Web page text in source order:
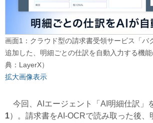
画面1：クラウド型の請求書受領サービス「バ
追加した、明細ごとの仕訳を自動入力する機
典：LayerX）
拡大画像表示
今回、AIエージェント「AI明細仕訳」
1）。請求書をAI-OCRで読み取った後、